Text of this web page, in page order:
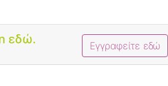
Εγγραφείτε εδώ
εδώ.